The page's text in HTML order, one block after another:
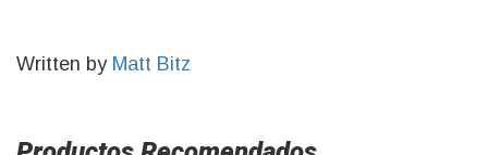
Written by Matt Bitz